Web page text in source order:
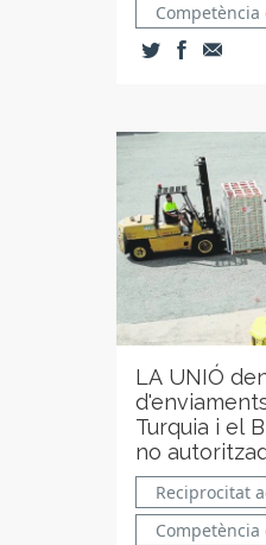
LA UNIÓ
Turquia i el
no
Reciprocitat